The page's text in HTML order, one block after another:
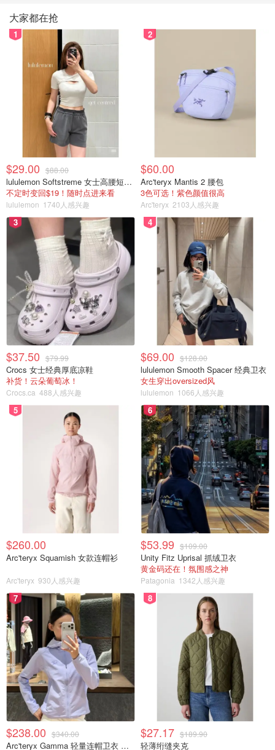
“我相信我为这座城市做了一些好事，我确实为我真正热爱
的这座城市做出了积极的改变，尤其是在大流行期间。”
庄德利没有说他的任期最后一天是什么时候，周五晚上也没
有回答任何问题。
多伦多代理市长Jennifer McKelvie
士嘉堡选区女议员将成为多伦多代理市长根据《多伦多市法
案》，副市长Jennifer McKelvie将暂时代理市长这一工作，
直到可以举行补选。她可能会在这个职位上待上几个月，因
为多伦多市法案规定，在正式宣布补选后，候选人要有至少
30天、最多60天的时间来提交提名文件。
图片来源于CTV News 版权属于原作者
然后，选举日将在提名截止日期后的45天举行。然而，在重
新选举之前，市议会必须首先开会宣布该职位空缺，然后有
60天的时间来通过一项要求补选的附例。McKelvie于2018
年首次当选为Scarborough—Rouge Park 25区的议员，最
近刚刚开始她在市政厅的第二个任期。
她目前担任多伦多基础设施和环境委员会的主席，负责帮助
实施多伦多的"零盲点"道路安全战略。她也是多伦多水电公
司董事会和多伦多动物园管理委员会的成员。在进入政界之
前，McKelvie曾在核废料管理组织担任研究员。
在此期间，她担任项目经理，负责在安大略省北部五个社区
进行地质科学现场评估。她还负责管理研究和开发。根据她
的Linkedin简介，该研究的重点是防止微生物对旧核燃料容
器的腐蚀。
她拥有多伦多大学的地质学博士学位。McKelvie从2016年
开始担任Scarborough社区重建组织的第一任主席，直到她
在2018年当选。她还担任过多伦多地区保护局的公民成
员，和多伦多大学士嘉堡分校（UTSC）校园委员会等组织
的成员。
来源：
globalnews、 Toronto star
大家都在抢
1
$29.00 $88.00
lululemon Softstreme 女士高腰短裤 10cm
不定时变回$19！随时点进来看
lululemon 1740人感兴趣
2
$60.00
Arc'teryx Mantis 2 腰包
3色可选！紫色颜值很高
Arc'teryx 2103人感兴趣
3
$37.50 $79.99
Crocs 女士经典厚底凉鞋
补货！云朵葡萄冰！
Crocs.ca 488人感兴趣
4
$69.00 $128.00
lululemon Smooth Spacer 经典卫衣
女生穿出oversized风
lululemon 1066人感兴趣
5
$260.00
Arc'teryx Squamish 女款连帽衫
Arc'teryx 930人感兴趣
6
$53.99 $109.00
Unity Fitz Uprisal 抓绒卫衣
黄金码还在！氛围感之神
Patagonia 1342人感兴趣
7
$238.00 $340.00
Arc'teryx Gamma 轻量连帽卫衣 女款
8
$27.17 $189.90
轻薄绗缝夹克